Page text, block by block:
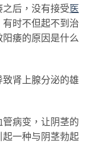
后，没有接受医
时不但起不到治
痿的原因是什么
肾上腺分泌的雄
病变，让阴茎的
一种与阴茎勃起